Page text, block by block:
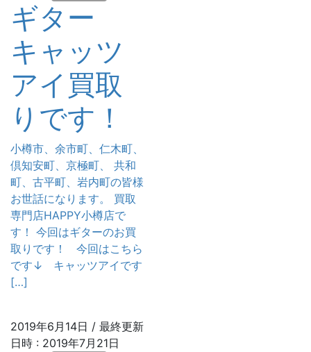
ギター
キャッツ
アイ買取
りです！
小樽市、余市町、仁木町、
倶知安町、京極町、 共和
町、古平町、岩内町の皆様
お世話になります。 買取
専門店HAPPY小樽店で
す！ 今回はギターのお買
取りです！ 今回はこちら
です↓ キャッツアイです
[…]
2019年6月14日 / 最終更新
日時 : 2019年7月21日